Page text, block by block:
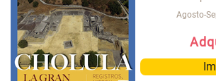
Agosto-